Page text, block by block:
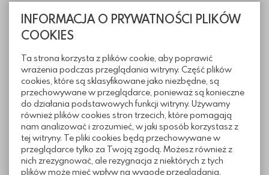
INFORMACJA O PRYWATNOŚCI PLIKÓW
COOKIES
Ta strona korzysta z plików cookie, aby poprawić
wrażenia podczas przeglądania witryny. Część plików
cookies, które są sklasyfikowane jako niezbędne, są
przechowywane w przeglądarce, ponieważ są konieczne
do działania podstawowych funkcji witryny. Używamy
również plików cookies stron trzecich, które pomagają
nam analizować i zrozumieć, w jaki sposób korzystasz z
tej witryny. Te pliki cookies będą przechowywane w
przeglądarce tylko za Twoją zgodą. Możesz również z
nich zrezygnować, ale rezygnacja z niektórych z tych
plików może mieć wpływ na wygodę przeglądania.
Informacje techniczne
Pliki do pobrania
Realizacje z wykorzystaniem
Krawężnika dekoracyjnego